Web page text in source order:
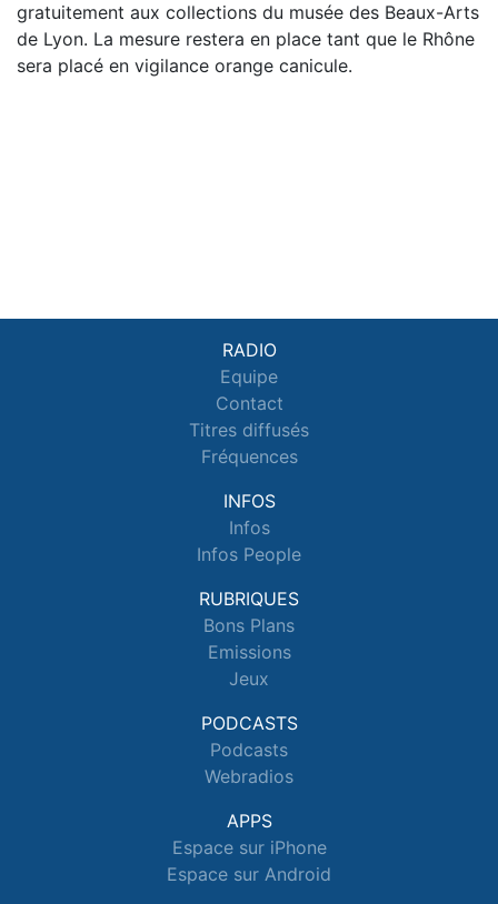
gratuitement aux collections du musée des Beaux-Arts
de Lyon. La mesure restera en place tant que le Rhône
sera placé en vigilance orange canicule.
RADIO
Equipe
Contact
Titres diffusés
Fréquences
INFOS
Infos
Infos People
RUBRIQUES
Bons Plans
Emissions
Jeux
PODCASTS
Podcasts
Webradios
APPS
Espace sur iPhone
Espace sur Android